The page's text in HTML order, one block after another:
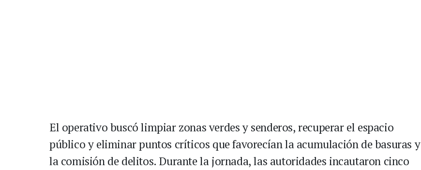
El operativo buscó limpiar zonas verdes y senderos, recuperar el espacio
público y eliminar puntos críticos que favorecían la acumulación de basuras y
la comisión de delitos. Durante la jornada, las autoridades incautaron cinco